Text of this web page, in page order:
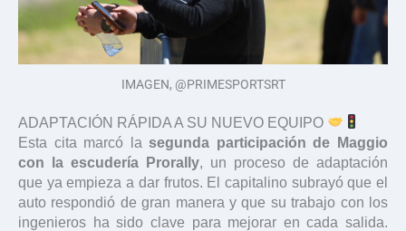
IMAGEN, @PRIMESPORTSRT
ADAPTACIÓN RÁPIDA A SU NUEVO EQUIPO
Esta cita marcó lasegunda participación de Maggio
con la escudería Prorally, un proceso de adaptación
que ya empieza a dar frutos. El capitalino subrayó que el
auto respondió de gran manera y que su trabajo con los
ingenieros ha sido clave para mejorar en cada salida.